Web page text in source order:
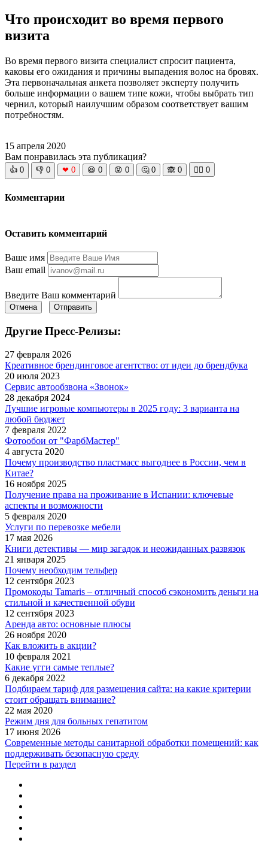
Что происходит во время первого
визита
Во время первого визита специалист спросит пациента,
каковы его ожидания и причины выпадения волос на бровях.
Эта первоначальная анкета позволяет эксперту получить
больше информации о вашем типе кожи, чтобы выбрать тип
чернил, который наилучшим образом соответствует вашим
потребностям.
15 апреля 2020
Вам понравилась эта публикация?
👍 0 👎 0 ❤ 0 😆 0 😡 0 🤔 0 🙈 0 🧘‍♀️ 0
Комментарии
Оставить комментарий
Ваше имя
Ваш email
Введите Ваш комментарий
Отмена Отправить
Другие Пресс-Релизы:
27 февраля 2026
Креативное брендинговое агентство: от идеи до брендбука
20 июля 2023
Сервис автообзвона «Звонок»
28 декабря 2024
Лучшие игровые компьютеры в 2025 году: 3 варианта на
любой бюджет
7 февраля 2022
Фотообои от "ФарбМастер"
4 августа 2020
Почему производство пластмасс выгоднее в России, чем в
Китае?
16 ноября 2025
Получение права на проживание в Испании: ключевые
аспекты и возможности
5 февраля 2020
Услуги по перевозке мебели
17 мая 2026
Книги детективы — мир загадок и неожиданных развязок
21 января 2025
Почему необходим тельфер
12 сентября 2023
Промокоды Tamaris – отличный способ сэкономить деньги на
стильной и качественной обуви
12 сентября 2023
Аренда авто: основные плюсы
26 ноября 2020
Как вложить в акции?
10 февраля 2021
Какие угги самые теплые?
6 декабря 2022
Подбираем тариф для размещения сайта: на какие критерии
стоит обращать внимание?
22 мая 2020
Режим дня для больных гепатитом
17 июня 2026
Современные методы санитарной обработки помещений: как
поддерживать безопасную среду
Перейти в раздел